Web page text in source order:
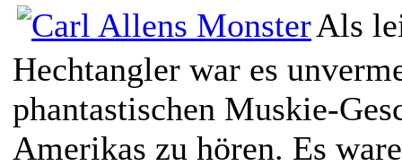
Als
Hechtangler war es
phantastischen Muskie-
Amerikas zu hören. Es